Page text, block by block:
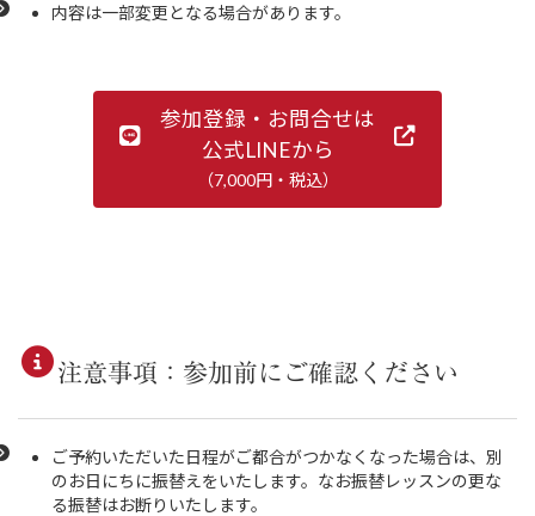
内容は一部変更となる場合があります。
参加登録・お問合せは
公式LINEから
（7,000円・税込）
注意事項：参加前にご確認ください
ご予約いただいた日程がご都合がつかなくなった場合は、別
のお日にちに振替えをいたします。なお振替レッスンの更な
る振替はお断りいたします。